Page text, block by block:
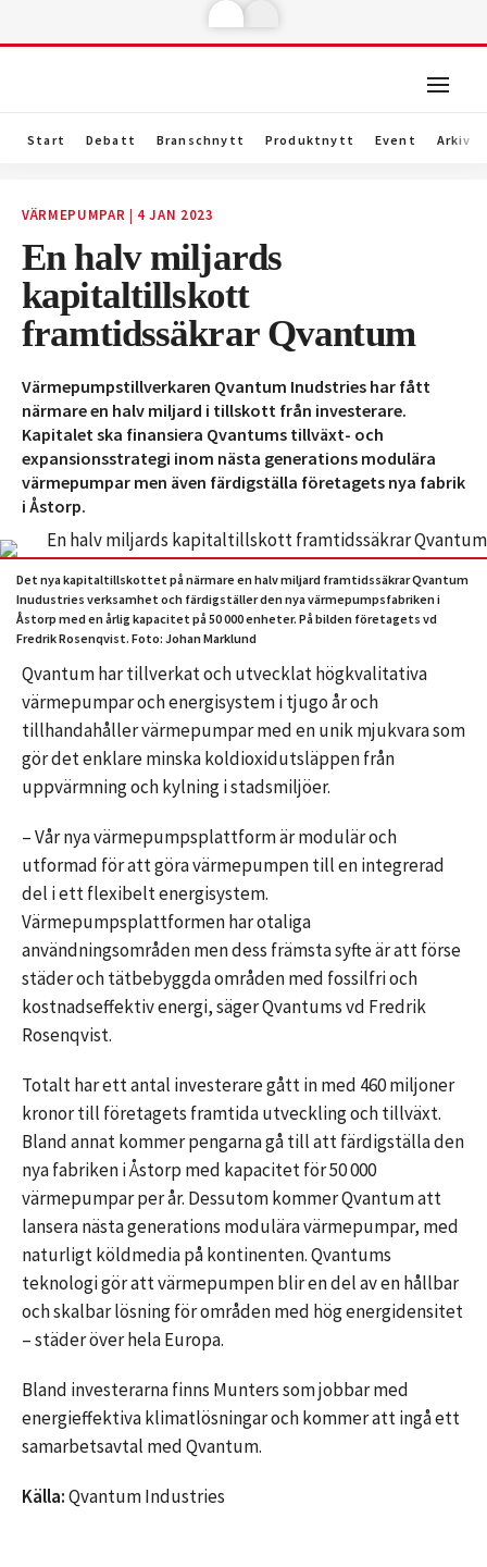
Start Debatt Branschnytt Produktnytt Event Arkiv
VÄRMEPUMPAR | 4 JAN 2023
En halv miljards
kapitaltillskott
framtidssäkrar Qvantum
Värmepumpstillverkaren Qvantum Inudstries har fått
närmare en halv miljard i tillskott från investerare.
Kapitalet ska finansiera Qvantums tillväxt- och
expansionsstrategi inom nästa generations modulära
värmepumpar men även färdigställa företagets nya fabrik
i Åstorp.
Det nya kapitaltillskottet på närmare en halv miljard framtidssäkrar Qvantum
Inudustries verksamhet och färdigställer den nya värmepumpsfabriken i
Åstorp med en årlig kapacitet på 50 000 enheter. På bilden företagets vd
Fredrik Rosenqvist. Foto: Johan Marklund
Qvantum har tillverkat och utvecklat högkvalitativa
värmepumpar och energisystem i tjugo år och
tillhandahåller värmepumpar med en unik mjukvara som
gör det enklare minska koldioxidutsläppen från
uppvärmning och kylning i stadsmiljöer.
– Vår nya värmepumpsplattform är modulär och
utformad för att göra värmepumpen till en integrerad
del i ett flexibelt energisystem.
Värmepumpsplattformen har otaliga
användningsområden men dess främsta syfte är att förse
städer och tätbebyggda områden med fossilfri och
kostnadseffektiv energi, säger Qvantums vd Fredrik
Rosenqvist.
Totalt har ett antal investerare gått in med 460 miljoner
kronor till företagets framtida utveckling och tillväxt.
Bland annat kommer pengarna gå till att färdigställa den
nya fabriken i Åstorp med kapacitet för 50 000
värmepumpar per år. Dessutom kommer Qvantum att
lansera nästa generations modulära värmepumpar, med
naturligt köldmedia på kontinenten. Qvantums
teknologi gör att värmepumpen blir en del av en hållbar
och skalbar lösning för områden med hög energidensitet
– städer över hela Europa.
Bland investerarna finns Munters som jobbar med
energieffektiva klimatlösningar och kommer att ingå ett
samarbetsavtal med Qvantum.
Källa:Qvantum Industries